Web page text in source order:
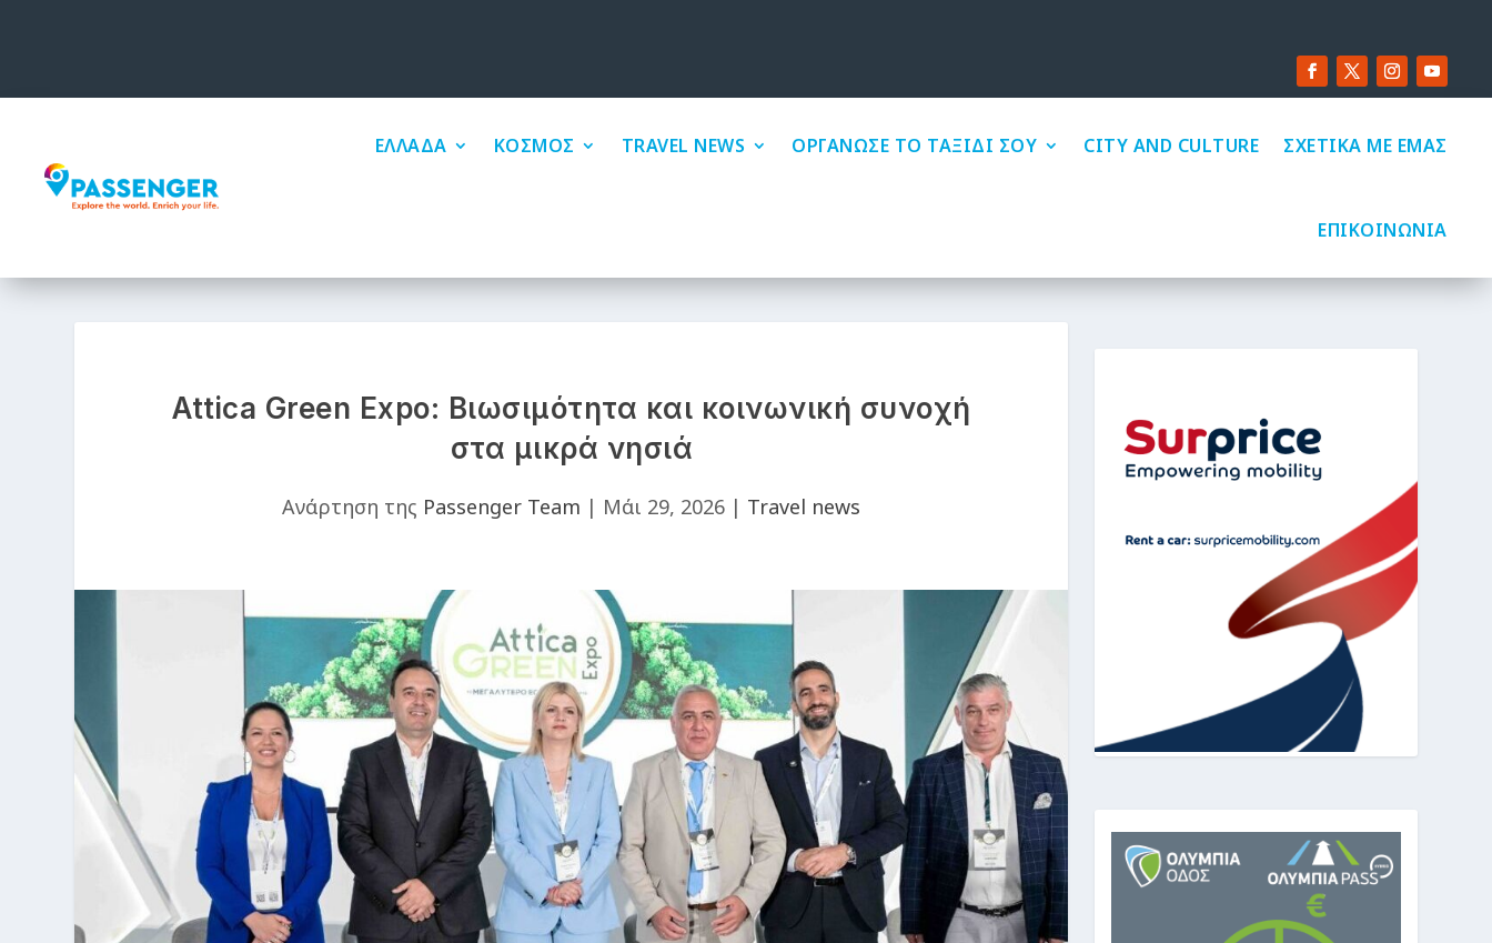
ΕΛΛΑΔΑ ΚΟΣΜΟΣ TRAVEL NEWS ΟΡΓΑΝΩΣΕ ΤΟ ΤΑΞΙΔΙ ΣΟΥ CITY AND CULTURE ΣΧΕΤΙΚΑ ΜΕ ΕΜΑΣ
ΕΠΙΚΟΙΝΩΝΙΑ
Attica Green Expo: Βιωσιμότητα και κοινωνική συνοχή
στα μικρά νησιά
Ανάρτηση της Passenger Team | Μάι 29, 2026 | Travel news